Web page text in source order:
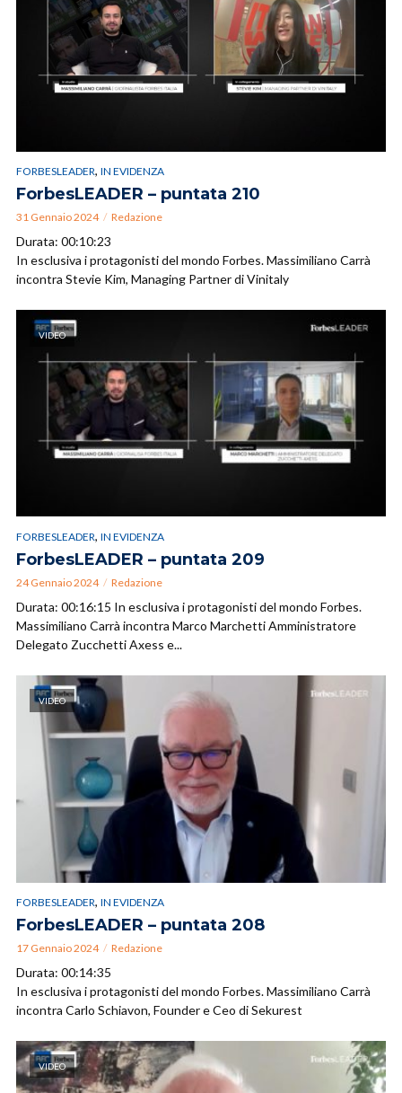
FORBESLEADER, IN EVIDENZA
ForbesLEADER – puntata 210
31 Gennaio 2024 Redazione
Durata: 00:10:23
In esclusiva i protagonisti del mondo Forbes. Massimiliano Carrà
incontra Stevie Kim, Managing Partner di Vinitaly
VIDEO
FORBESLEADER, IN EVIDENZA
ForbesLEADER – puntata 209
24 Gennaio 2024 Redazione
Durata: 00:16:15 In esclusiva i protagonisti del mondo Forbes.
Massimiliano Carrà incontra Marco Marchetti Amministratore
Delegato Zucchetti Axess e...
VIDEO
FORBESLEADER, IN EVIDENZA
ForbesLEADER – puntata 208
17 Gennaio 2024 Redazione
Durata: 00:14:35
In esclusiva i protagonisti del mondo Forbes. Massimiliano Carrà
incontra Carlo Schiavon, Founder e Ceo di Sekurest
VIDEO